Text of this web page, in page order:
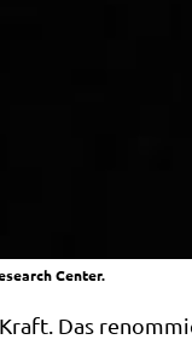
Center.
Das